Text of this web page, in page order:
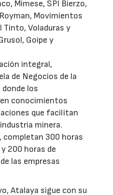
Mimese, SPI Bierzo,
Movimientos
Tinto, Voladuras y
Goipe y
integral,
de Negocios de la
donde los
conocimientos
que facilitan
minera.
completan 300 horas
200 horas de
las empresas
Atalaya sigue con su